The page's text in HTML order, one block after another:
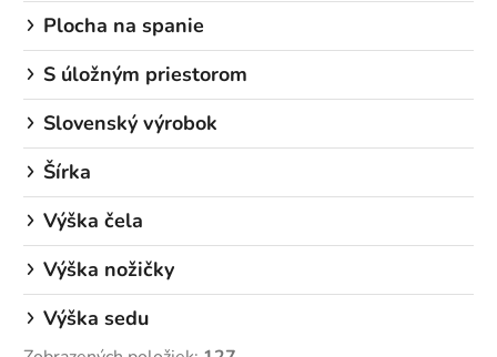
Plocha na spanie
S úložným priestorom
Slovenský výrobok
Šírka
Výška čela
Výška nožičky
Výška sedu